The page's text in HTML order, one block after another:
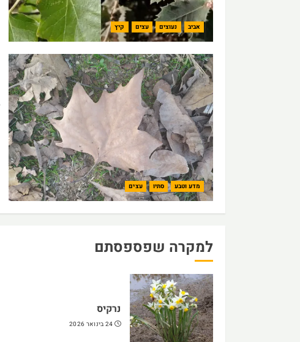
אביב נעוצים עצים קיץ
מדע וטבע סתיו עצים
למקרה שפספסתם
נרקיס
24 בינואר 2026